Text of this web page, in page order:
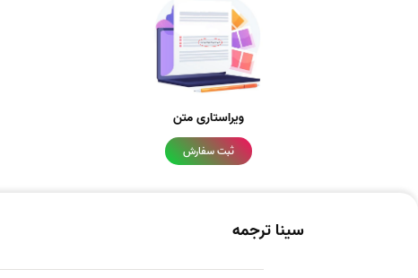
ویراستاری متن
ثبت سفارش
سینا ترجمه